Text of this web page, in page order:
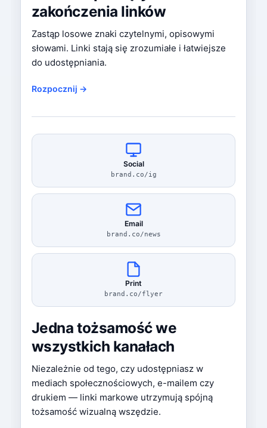
zakończenia linków
Zastąp losowe znaki czytelnymi, opisowymi
słowami. Linki stają się zrozumiałe i łatwiejsze
do udostępniania.
Rozpocznij →
Social
brand.co/ig
Email
brand.co/news
Print
brand.co/flyer
Jedna tożsamość we
wszystkich kanałach
Niezależnie od tego, czy udostępniasz w
mediach społecznościowych, e-mailem czy
drukiem — linki markowe utrzymują spójną
tożsamość wizualną wszędzie.